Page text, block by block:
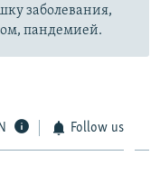
заболевания,
пандемией.
Follow us